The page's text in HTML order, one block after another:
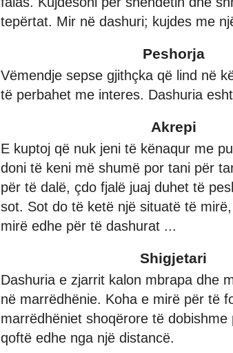
tepërtat. Mir në dashuri; kujdes me
Peshorja
Vëmendje sepse gjithçka që lind në
të perbahet me interes. Dashuria
Akrepi
E kuptoj që nuk jeni të kënaqur me
doni të keni më shumë por tani për
për të dalë, çdo fjalë juaj duhet të
sot. Sot do të ketë një situatë të
mirë edhe për të dashurat ...
Shigjetari
Dashuria e zjarrit kalon mbrapa dhe
në marrëdhënie. Koha e mirë për të
marrëdhëniet shoqërore të dobishme
qoftë edhe nga një distancë.